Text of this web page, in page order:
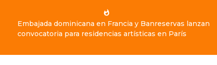
Embajada dominicana en Francia y Banreservas lanzan
convocatoria para residencias artísticas en París